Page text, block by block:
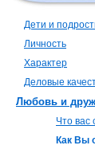
Дети и
Личность
Характер
Деловые
Любовь и
Что вас
Как Вы